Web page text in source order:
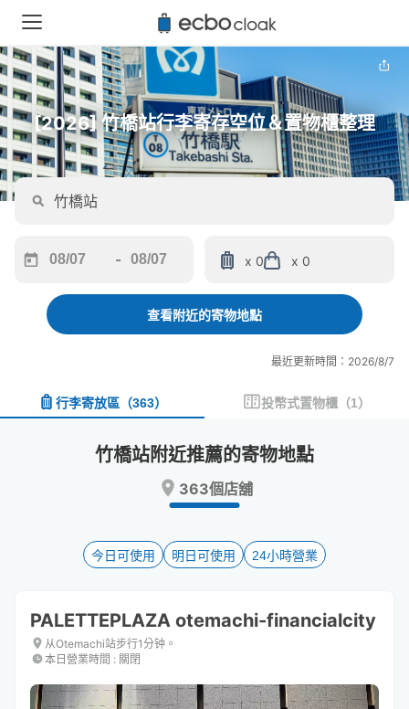
[2026] 竹橋站行李寄存空位＆置物櫃整理
forward
interact
and
keyboard
shortcuts
for
changing
dates.
-
backward
interact
and
a
date.
Press
key
to
keyboard
shortcuts
for
changing
dates.
x 0 x 0
查看附近的寄物地點
最近更新時間：2026/8/7
行李寄放區 （363） 投幣式置物櫃 （1）
竹橋站附近推薦的寄物地點
363個店舖
今日可使用 明日可使用 24小時營業
PALETTEPLAZA otemachi-financialcity
从Otemachi站步行1分钟。
本日營業時間 : 關閉